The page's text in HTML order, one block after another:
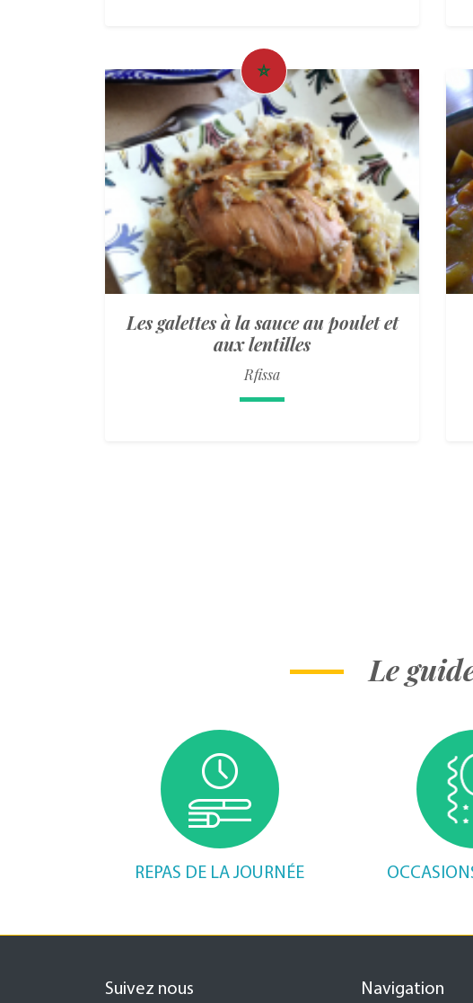
Les galettes à la sauce au poulet et
aux lentilles
Rfissa
Le
REPAS DE LA JOURNÉE
Suivez nous Navigation